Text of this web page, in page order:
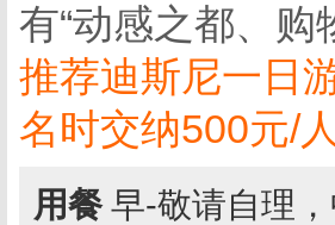
有“动感之都、
推荐迪斯尼一日
名时交纳500元/人
用餐 早-敬请自理